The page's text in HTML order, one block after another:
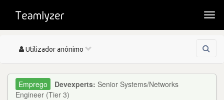
Toggle
Utilizador anónimo
Devexperts: Senior Systems/Networks
Engineer (Tier 3)